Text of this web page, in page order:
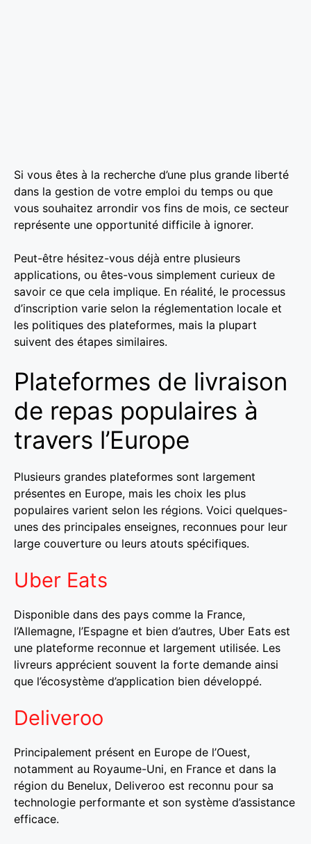
Si vous êtes à la recherche d’une plus grande liberté
dans la gestion de votre emploi du temps ou que
vous souhaitez arrondir vos fins de mois, ce secteur
représente une opportunité difficile à ignorer.
Peut-être hésitez-vous déjà entre plusieurs
applications, ou êtes-vous simplement curieux de
savoir ce que cela implique. En réalité, le processus
d’inscription varie selon la réglementation locale et
les politiques des plateformes, mais la plupart
suivent des étapes similaires.
Plateformes de livraison
de repas populaires à
travers l’Europe
Plusieurs grandes plateformes sont largement
présentes en Europe, mais les choix les plus
populaires varient selon les régions. Voici quelques-
unes des principales enseignes, reconnues pour leur
large couverture ou leurs atouts spécifiques.
Uber Eats
Disponible dans des pays comme la France,
l’Allemagne, l’Espagne et bien d’autres, Uber Eats est
une plateforme reconnue et largement utilisée. Les
livreurs apprécient souvent la forte demande ainsi
que l’écosystème d’application bien développé.
Deliveroo
Principalement présent en Europe de l’Ouest,
notamment au Royaume-Uni, en France et dans la
région du Benelux, Deliveroo est reconnu pour sa
technologie performante et son système d’assistance
efficace.